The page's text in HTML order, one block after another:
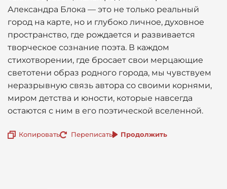
Александра Блока — это не только реальный
город на карте, но и глубоко личное, духовное
пространство, где рождается и развивается
творческое сознание поэта. В каждом
стихотворении, где бросает свои мерцающие
светотени образ родного города, мы чувствуем
неразрывную связь автора со своими корнями,
миром детства и юности, которые навсегда
остаются с ним в его поэтической вселенной.
Копировать Переписать Продолжить